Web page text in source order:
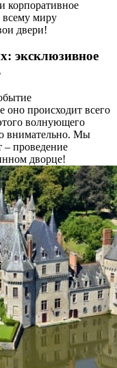
корпоративное
всему миру
двери!
эксклюзивное
оно происходит всего
волнующего
внимательно. Мы
– проведение
дворце!